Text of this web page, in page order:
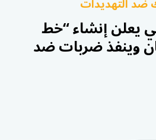
يعلن إنشاء “خط
وينفذ ضربات ضد